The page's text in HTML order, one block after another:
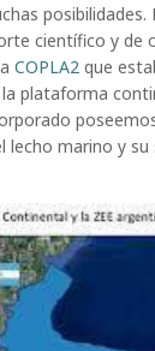
científico y de
COPLA2 que
plataforma
lecho marino y su